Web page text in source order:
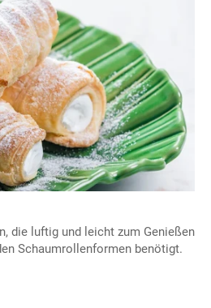
die luftig und leicht zum Genießen
Schaumrollenformen benötigt.